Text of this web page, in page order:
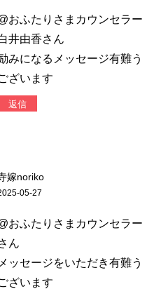
おふたりさまカウンセラー
井由香さん
みになるメッセージ有難う
ざいます
返信
嫁noriko
05-27
おふたりさまカウンセラー
ん
メッセージをいただき有難う
ざいます